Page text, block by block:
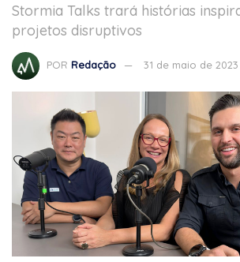
Stormia Talks trará histórias
projetos disruptivos
POR Redação 31 de maio de 2023